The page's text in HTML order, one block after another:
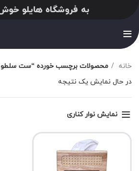
به فروشگاه هایلو
خانه
محصولات برچسب خورده “ست
در حال نمایش یک نتیجه
نمایش نوار کناری